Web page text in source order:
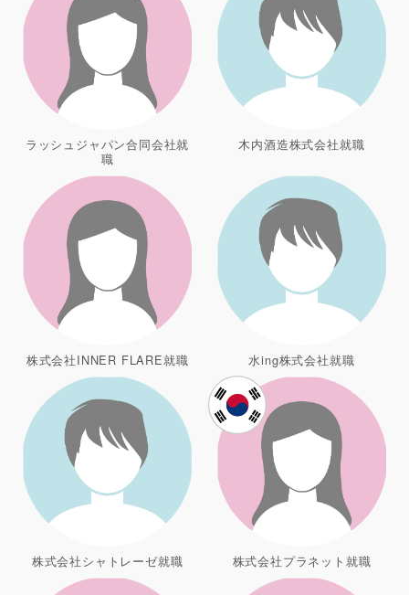
ラッシュジャパン合同会社就
職
木内酒造株式会社就職
株式会社INNER FLARE就職 水ing株式会社就職
株式会社シャトレーゼ就職 株式会社プラネット就職